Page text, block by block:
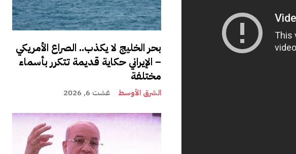
بحر الخليج لا يكذب.. الصراع الأمريكي
– الإيراني حكاية قديمة تتكرر بأسماء
مختلفة
الشرق الأوسط غشت 6, 2026